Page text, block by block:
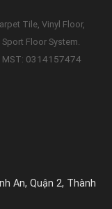
Tile, Vinyl Floor,
Floor System.
MST: 0314157474
An, Quận 2, Thành